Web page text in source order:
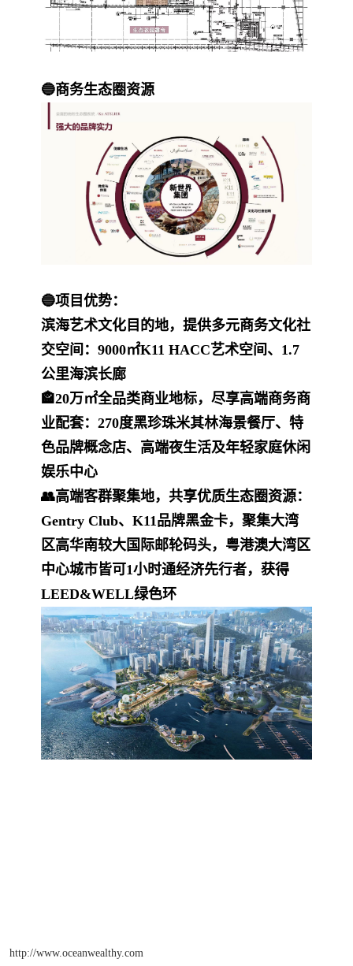
🔵商务生态圈资源
🔵项目优势：
滨海艺术文化目的地，提供多元商务文化社
交空间：9000㎡K11 HACC艺术空间、1.7
公里海滨长廊
🏤20万㎡全品类商业地标，尽享高端商务商
业配套：270度黑珍珠米其林海景餐厅、特
色品牌概念店、高端夜生活及年轻家庭休闲
娱乐中心
👥高端客群聚集地，共享优质生态圈资源：
Gentry Club、K11品牌黑金卡，聚集大湾
区高华南较大国际邮轮码头，粤港澳大湾区
中心城市皆可1小时通经济先行者，获得
LEED&WELL绿色环
http://www.oceanwealthy.com